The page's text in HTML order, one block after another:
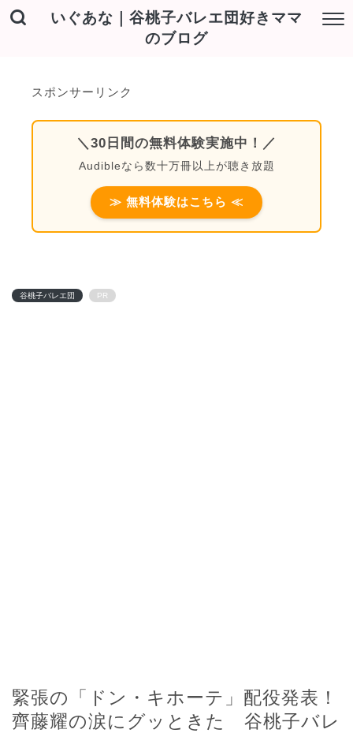
いぐあな｜谷桃子バレエ団好きママ
のブログ
スポンサーリンク
＼30日間の無料体験実施中！／
Audibleなら数十万冊以上が聴き放題
≫ 無料体験はこちら ≪
谷桃子バレエ団 PR
緊張の「ドン・キホーテ」配役発表！
齊藤耀の涙にグッときた 谷桃子バレ